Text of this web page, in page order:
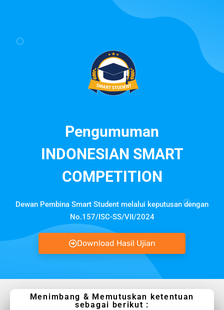
Pengumuman
INDONESIAN SMART
COMPETITION
Dewan Pembina Smart Student melalui keputusan dengan
No.157/ISC-SS/VII/2024
Download Hasil Ujian
Menimbang & Memutuskan ketentuan
sebagai berikut :